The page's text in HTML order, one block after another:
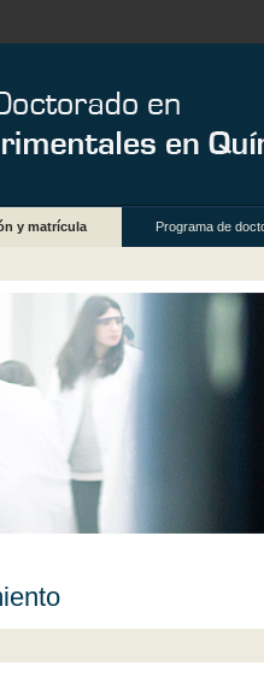
y matrícula Programa de